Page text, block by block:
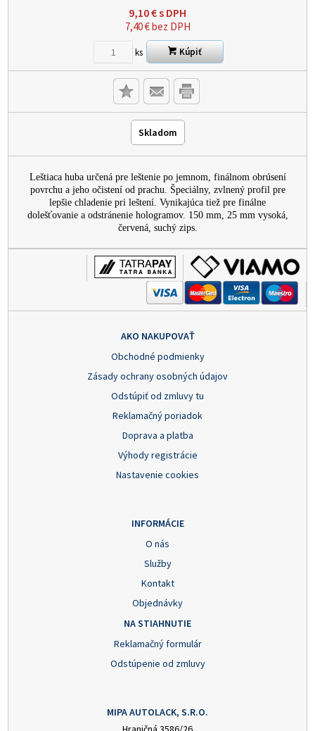
9,10€s DPH
7,40€bez DPH
ks Kúpiť
Skladom
Leštiaca huba určená pre leštenie po jemnom, finálnom obrúsení
povrchu a jeho očistení od prachu. Špeciálny, zvlnený profil pre
lepšie chladenie pri leštení. Vynikajúca tiež pre finálne
dolešťovanie a odstránenie hologramov. 150 mm, 25 mm vysoká,
červená, suchý zips.
AKO NAKUPOVAŤ
Obchodné podmienky
Zásady ochrany osobných údajov
Odstúpiť od zmluvy tu
Reklamačný poriadok
Doprava a platba
Výhody registrácie
Nastavenie cookies
INFORMÁCIE
O nás
Služby
Kontakt
Objednávky
NA STIAHNUTIE
Reklamačný formulár
Odstúpenie od zmluvy
MIPA AUTOLACK, S.R.O.